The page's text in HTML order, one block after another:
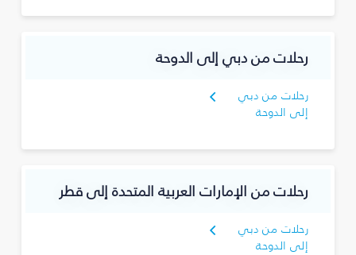
رحلات من دبي إلى الدوحة
رحلات من دبي
إلى الدوحة
رحلات من الإمارات العربية المتحدة إلى قطر
رحلات من دبي
إلى الدوحة